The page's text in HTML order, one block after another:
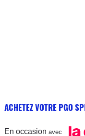
ACHETEZ VOTRE PGO
En occasion avec